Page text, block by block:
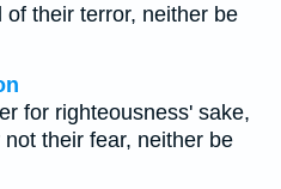
of their terror, neither be
for righteousness' sake,
their fear, neither be